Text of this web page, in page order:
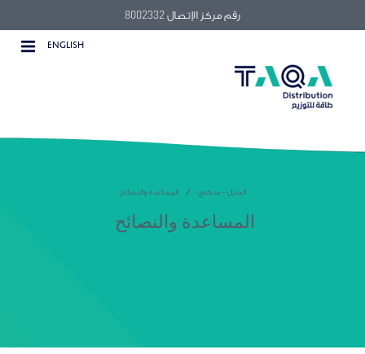
رقم مركز الإتصال 8002332
ENGLISH
المنزل - سكني المساعدة والنصائح
المساعدة والنصائح